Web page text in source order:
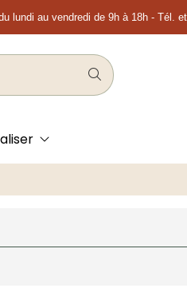
lundi au vendredi de 9h à 18h - Tél.